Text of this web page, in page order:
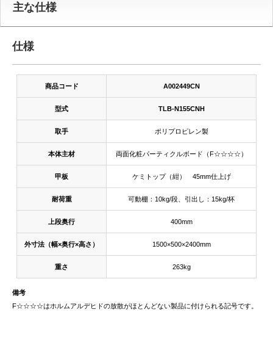
主な仕様
仕様
商品コード A002449CN
型式 TLB-N155CNH
取手 ポリプロピレン製
本体主材 両面化粧パーティクルボード（F☆☆☆☆）
甲板 ケミトップ（紺） 45mm仕上げ
耐荷重 可動棚：10kg/段、引出し：15kg/杯
上段奥行 400mm
外寸法（幅×奥行×高さ） 1500×500×2400mm
重さ 263kg
備考
F☆☆☆☆はホルムアルデヒドの放散がほとんどない製品に付けられる記号です。